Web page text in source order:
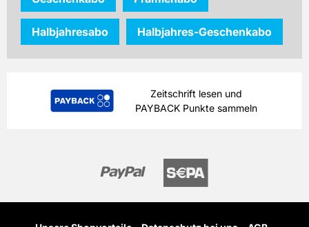
Halbjahresabo Halbjahres-Geschenkabo
Zeitschrift lesen und
PAYBACK Punkte sammeln